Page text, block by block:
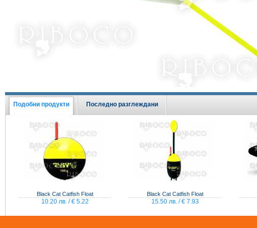
Подобни продукти Последно разглеждани
Black Cat Catfish Float
10.20 лв. / € 5.22
Black Cat Catfish Float
15.50 лв. / € 7.93